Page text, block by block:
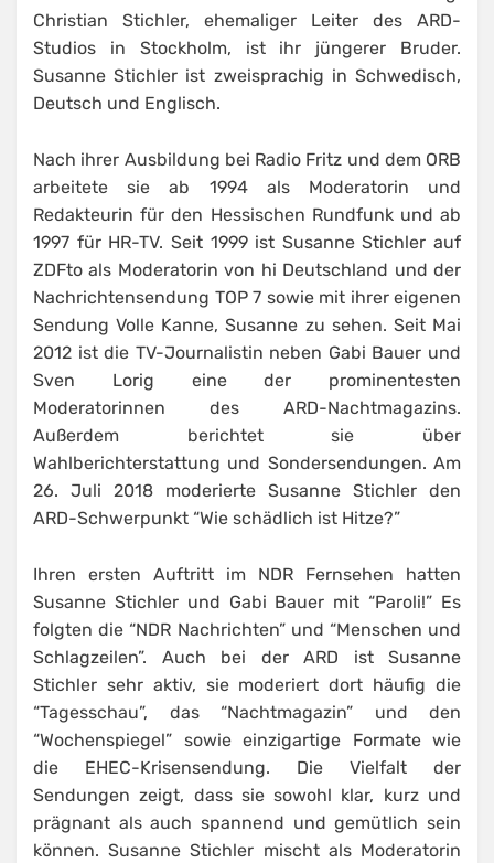
Christian Stichler, ehemaliger Leiter des ARD-
Studios in Stockholm, ist ihr jüngerer Bruder.
Susanne Stichler ist zweisprachig in Schwedisch,
Deutsch und Englisch.
Nach ihrer Ausbildung bei Radio Fritz und dem ORB
arbeitete sie ab 1994 als Moderatorin und
Redakteurin für den Hessischen Rundfunk und ab
1997 für HR-TV. Seit 1999 ist Susanne Stichler auf
ZDFto als Moderatorin von hi Deutschland und der
Nachrichtensendung TOP 7 sowie mit ihrer eigenen
Sendung Volle Kanne, Susanne zu sehen. Seit Mai
2012 ist die TV-Journalistin neben Gabi Bauer und
Sven Lorig eine der prominentesten
Moderatorinnen des ARD-Nachtmagazins.
Außerdem berichtet sie über
Wahlberichterstattung und Sondersendungen. Am
26. Juli 2018 moderierte Susanne Stichler den
ARD-Schwerpunkt “Wie schädlich ist Hitze?”
Ihren ersten Auftritt im NDR Fernsehen hatten
Susanne Stichler und Gabi Bauer mit “Paroli!” Es
folgten die “NDR Nachrichten” und “Menschen und
Schlagzeilen”. Auch bei der ARD ist Susanne
Stichler sehr aktiv, sie moderiert dort häufig die
“Tagesschau”, das “Nachtmagazin” und den
“Wochenspiegel” sowie einzigartige Formate wie
die EHEC-Krisensendung. Die Vielfalt der
Sendungen zeigt, dass sie sowohl klar, kurz und
prägnant als auch spannend und gemütlich sein
können. Susanne Stichler mischt als Moderatorin